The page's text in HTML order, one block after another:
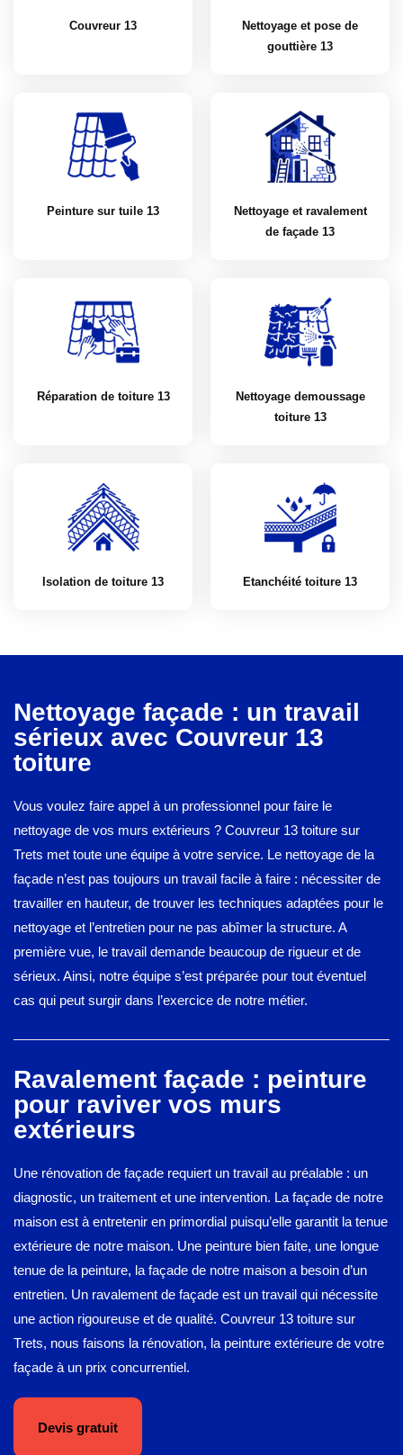
Couvreur 13
Nettoyage et pose de
gouttière 13
Peinture sur tuile 13
Nettoyage et ravalement
de façade 13
Réparation de toiture 13
Nettoyage demoussage
toiture 13
Isolation de toiture 13 Etanchéité toiture 13
Nettoyage façade : un travail
sérieux avec Couvreur 13
toiture
Vous voulez faire appel à un professionnel pour faire le
nettoyage de vos murs extérieurs ? Couvreur 13 toiture sur
Trets met toute une équipe à votre service. Le nettoyage de la
façade n’est pas toujours un travail facile à faire : nécessiter de
travailler en hauteur, de trouver les techniques adaptées pour le
nettoyage et l’entretien pour ne pas abîmer la structure. A
première vue, le travail demande beaucoup de rigueur et de
sérieux. Ainsi, notre équipe s’est préparée pour tout éventuel
cas qui peut surgir dans l’exercice de notre métier.
Ravalement façade : peinture
pour raviver vos murs
extérieurs
Une rénovation de façade requiert un travail au préalable : un
diagnostic, un traitement et une intervention. La façade de notre
maison est à entretenir en primordial puisqu’elle garantit la tenue
extérieure de notre maison. Une peinture bien faite, une longue
tenue de la peinture, la façade de notre maison a besoin d’un
entretien. Un ravalement de façade est un travail qui nécessite
une action rigoureuse et de qualité. Couvreur 13 toiture sur
Trets, nous faisons la rénovation, la peinture extérieure de votre
façade à un prix concurrentiel.
Devis gratuit